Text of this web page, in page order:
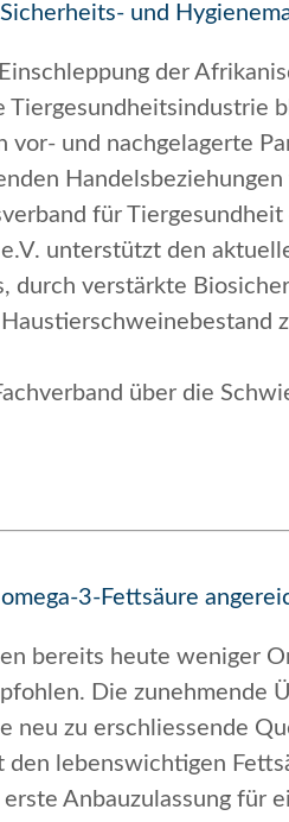
und
der
vor- und nachgelagerte
für Tiergesundheit
unterstützt den
verstärkte
über die
3-Fettsäure
bereits heute weniger
Die zunehmende
neu zu erschliessende
den lebenswichtigen
Anbauzulassung für